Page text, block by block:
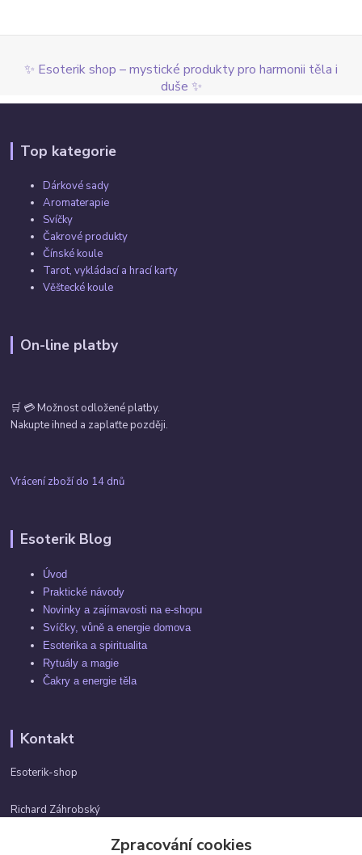
✨ Esoterik shop – mystické produkty pro harmonii těla i
duše ✨
Top kategorie
Dárkové sady
Aromaterapie
Svíčky
Čakrové produkty
Čínské koule
Tarot, vykládací a hrací karty
Věštecké koule
On-line platby
🛒 💳 Možnost odložené platby.
Nakupte ihned a zaplaťte později.
Vrácení zboží do 14 dnů
Esoterik Blog
Úvod
Praktické návody
Novinky a zajímavosti na e-shopu
Svíčky, vůně a energie domova
Esoterika a spiritualita
Rytuály a magie
Čakry a energie těla
Kontakt
Esoterik-shop
Richard Záhrobský
Zpracování cookies